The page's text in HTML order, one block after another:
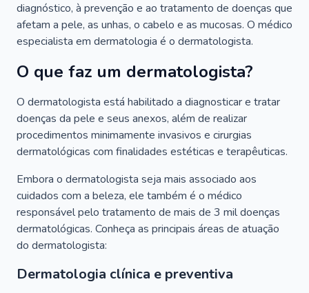
diagnóstico, à prevenção e ao tratamento de doenças que
afetam a pele, as unhas, o cabelo e as mucosas. O médico
especialista em dermatologia é o dermatologista.
O que faz um dermatologista?
O dermatologista está habilitado a diagnosticar e tratar
doenças da pele e seus anexos, além de realizar
procedimentos minimamente invasivos e cirurgias
dermatológicas com finalidades estéticas e terapêuticas.
Embora o dermatologista seja mais associado aos
cuidados com a beleza, ele também é o médico
responsável pelo tratamento de mais de 3 mil doenças
dermatológicas. Conheça as principais áreas de atuação
do dermatologista:
Dermatologia clínica e preventiva